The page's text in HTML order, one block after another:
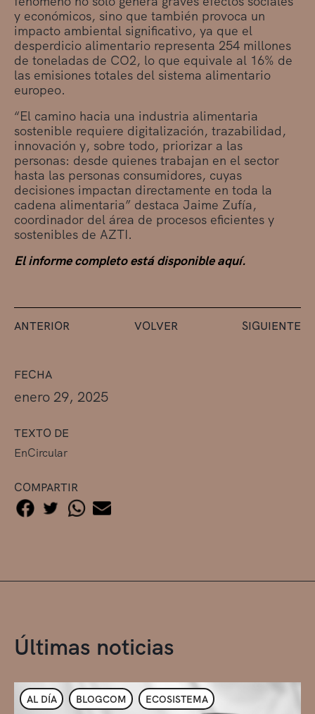
FECHA
enero 29, 2025
TEXTO DE
EnCircular
COMPARTIR
y económicos, sino que también provoca un
impacto ambiental significativo, ya que el
desperdicio alimentario representa 254 millones
de toneladas de CO2, lo que equivale al 16% de
las emisiones totales del sistema alimentario
europeo.
“El camino hacia una industria alimentaria
sostenible requiere digitalización, trazabilidad,
innovación y, sobre todo, priorizar a las
personas: desde quienes trabajan en el sector
hasta las personas consumidores, cuyas
decisiones impactan directamente en toda la
cadena alimentaria” destaca Jaime Zufía,
coordinador del área de procesos eficientes y
sostenibles de AZTI.
El informe completo está disponible aquí.
ANTERIOR VOLVER SIGUIENTE
Últimas noticias
AL DÍA BLOGCOM ECOSISTEMA